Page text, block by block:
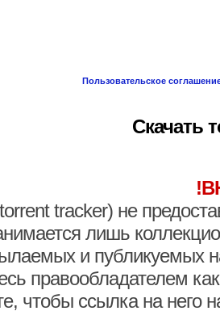
Пользовательское
Скачать
tracker) не
лишь
и публикуемых
правообладателем
чтобы ссылка на него